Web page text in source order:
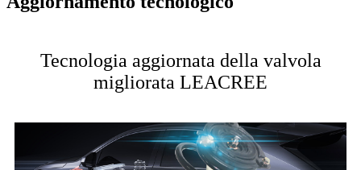
Tecnologia aggiornata della valvola
migliorata LEACREE